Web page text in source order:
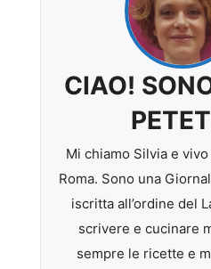
CIAO!
Mi chiamo Silvia e
Roma. Sono una
iscritta all’ordine del
scrivere e cucinare
sempre le ricette e